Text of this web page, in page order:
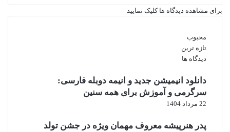
برای مشاهده دیدگاه ها کلیک نمایید
محبوب
تازه ترین
دیدگاه ها
دانلود انیمیشن جدید و انیمه دوبله فارسی:
سرگرمی و آموزش برای همه سنین
22 مرداد 1404
پدر هنرپیشه معروف مهمان ویژه در جشن تولد